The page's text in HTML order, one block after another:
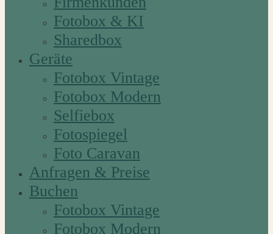
Fotobox & KI
Sharedbox
Geräte
Fotobox Vintage
Fotobox Modern
Selfiebox
Fotospiegel
Foto Caravan
Anfragen & Preise
Buchen
Fotobox Vintage
Fotobox Modern